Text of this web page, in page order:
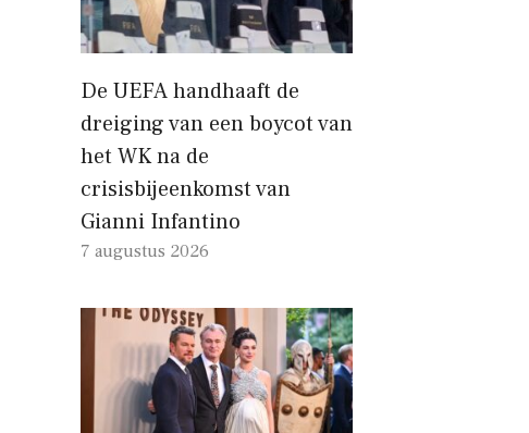
De UEFA handhaaft de
dreiging van een boycot van
het WK na de
crisisbijeenkomst van
Gianni Infantino
7 augustus 2026